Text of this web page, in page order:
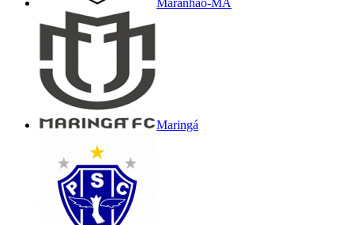
Maranhão-MA
Maringá